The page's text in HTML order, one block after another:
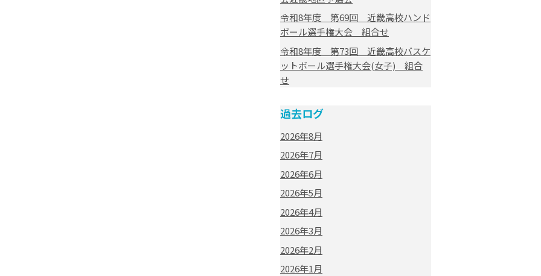
令和8年度 第69回 近畿高校ハンド
ボール選手権大会 組合せ
令和8年度 第73回 近畿高校バスケ
ットボール選手権大会(女子) 組合
せ
過去ログ
2026年8月
2026年7月
2026年6月
2026年5月
2026年4月
2026年3月
2026年2月
2026年1月